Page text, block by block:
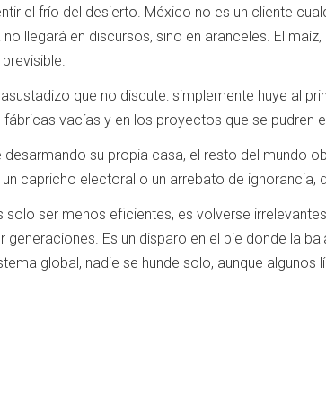
el frío del desierto. México no es un cliente
llegará en discursos, sino en aranceles. El
que no discute: simplemente huye al
vacías y en los proyectos que se pudren
su propia casa, el resto del mundo
capricho electoral o un arrebato de ignorancia,
ser menos eficientes, es volverse
Es un disparo en el pie donde la
global, nadie se hunde solo, aunque